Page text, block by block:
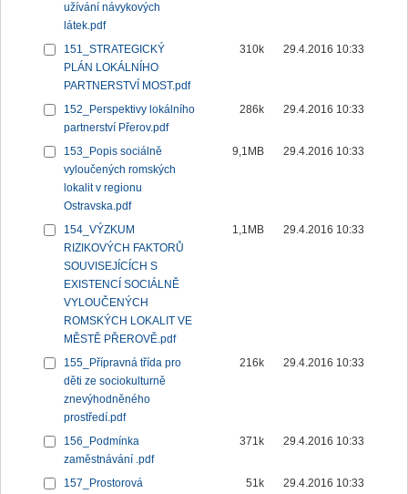
užívání návykových
látek.pdf
151_STRATEGICKÝ
PLÁN LOKÁLNÍHO
PARTNERSTVÍ MOST.pdf
310k 29.4.2016 10:33
152_Perspektivy lokálního
partnerství Přerov.pdf
286k 29.4.2016 10:33
153_Popis sociálně
vyloučených romských
lokalit v regionu
Ostravska.pdf
9,1MB 29.4.2016 10:33
154_VÝZKUM
RIZIKOVÝCH FAKTORŮ
SOUVISEJÍCÍCH S
EXISTENCÍ SOCIÁLNĚ
VYLOUČENÝCH
ROMSKÝCH LOKALIT VE
MĚSTĚ PŘEROVĚ.pdf
1,1MB 29.4.2016 10:33
155_Přípravná třída pro
děti ze sociokulturně
znevýhodněného
prostředí.pdf
216k 29.4.2016 10:33
156_Podmínka
zaměstnávání .pdf
371k 29.4.2016 10:33
157_Prostorová
51k 29.4.2016 10:33